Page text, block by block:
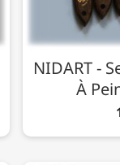
NIDART -
À